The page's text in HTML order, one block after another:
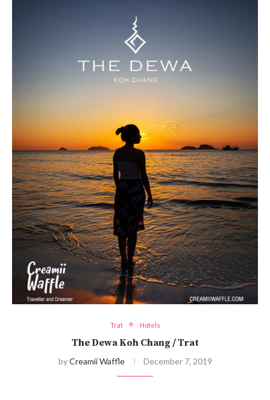
Trat Hotels
The Dewa Koh Chang / Trat
byCreamii Waffle December 7, 2019